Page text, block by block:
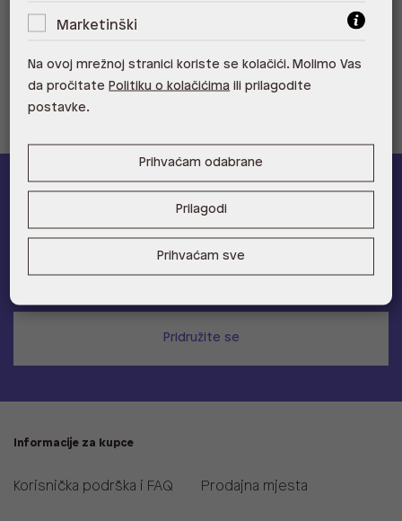
ALDO A-list
Učlani se u ALDO A-list program vjernostii ostvari 5% popusta
na novu kolekciju!
Provjerite naše pogodnosti
Pridružite se
Informacije za kupce
Korisnička podrška i FAQ Prodajna mjesta
Marketinški
Na ovoj mrežnoj stranici koriste se kolačići. Molimo Vas
da pročitate Politiku o kolačićima ili prilagodite
postavke.
Prihvaćam odabrane
Prilagodi
Prihvaćam sve